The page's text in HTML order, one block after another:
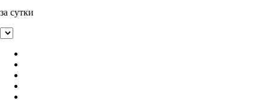
за сутки